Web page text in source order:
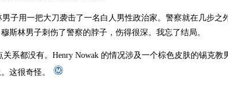
子用一把大刀袭击了一名白人男性政治家。警察就在几步之
斯林男子刺伤了警察的脖子，伤得很深。我忘了结局。
系都没有。Henry Nowak 的情况涉及一个棕色皮肤的锡克教
这很奇怪。